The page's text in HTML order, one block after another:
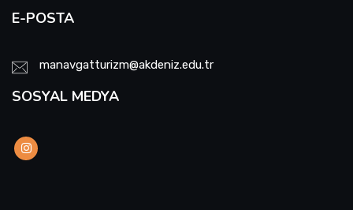
E-POSTA
manavgatturizm@akdeniz.edu.tr
SOSYAL MEDYA